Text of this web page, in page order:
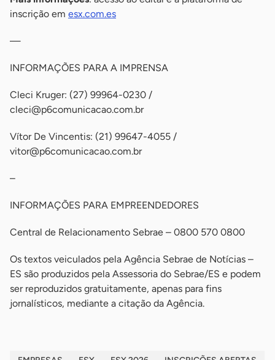
inscrição em esx.com.es
—
INFORMAÇÕES PARA A IMPRENSA
Cleci Kruger: (27) 99964-0230 /
cleci@p6comunicacao.com.br
Vítor De Vincentis: (21) 99647-4055 /
vitor@p6comunicacao.com.br
–
INFORMAÇÕES PARA EMPREENDEDORES
Central de Relacionamento Sebrae – 0800 570 0800
Os textos veiculados pela Agência Sebrae de Notícias –
ES são produzidos pela Assessoria do Sebrae/ES e podem
ser reproduzidos gratuitamente, apenas para fins
jornalísticos, mediante a citação da Agência.